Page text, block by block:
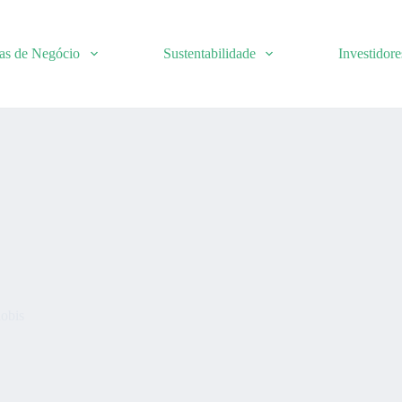
de Negócio Sustentabilidade